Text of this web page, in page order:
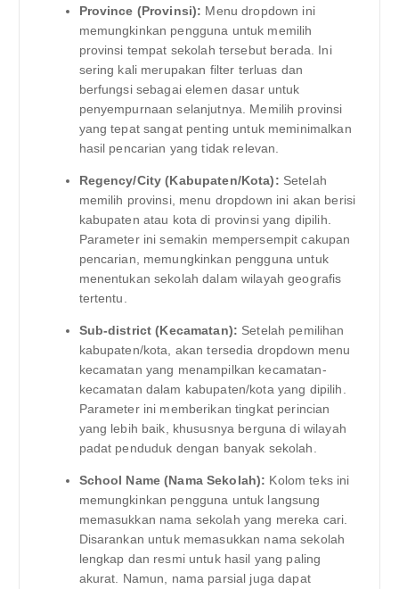
Province (Provinsi): Menu dropdown ini
memungkinkan pengguna untuk memilih
provinsi tempat sekolah tersebut berada. Ini
sering kali merupakan filter terluas dan
berfungsi sebagai elemen dasar untuk
penyempurnaan selanjutnya. Memilih provinsi
yang tepat sangat penting untuk meminimalkan
hasil pencarian yang tidak relevan.
Regency/City (Kabupaten/Kota): Setelah
memilih provinsi, menu dropdown ini akan berisi
kabupaten atau kota di provinsi yang dipilih.
Parameter ini semakin mempersempit cakupan
pencarian, memungkinkan pengguna untuk
menentukan sekolah dalam wilayah geografis
tertentu.
Sub-district (Kecamatan): Setelah pemilihan
kabupaten/kota, akan tersedia dropdown menu
kecamatan yang menampilkan kecamatan-
kecamatan dalam kabupaten/kota yang dipilih.
Parameter ini memberikan tingkat perincian
yang lebih baik, khususnya berguna di wilayah
padat penduduk dengan banyak sekolah.
School Name (Nama Sekolah): Kolom teks ini
memungkinkan pengguna untuk langsung
memasukkan nama sekolah yang mereka cari.
Disarankan untuk memasukkan nama sekolah
lengkap dan resmi untuk hasil yang paling
akurat. Namun, nama parsial juga dapat